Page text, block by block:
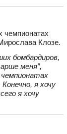
чемпионатах
Клозе.
бомбардиров,
меня”,
чемпионатах
я хочу
я хочу